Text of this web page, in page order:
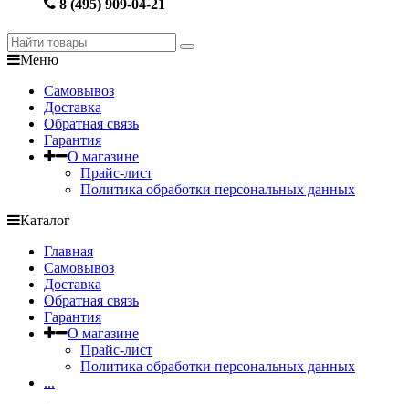
8 (495) 909-04-21
Меню
Самовывоз
Доставка
Обратная связь
Гарантия
О магазине
Прайс-лист
Политика обработки персональных данных
Каталог
Главная
Самовывоз
Доставка
Обратная связь
Гарантия
О магазине
Прайс-лист
Политика обработки персональных данных
...